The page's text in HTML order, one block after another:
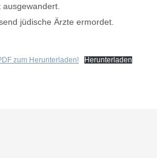
jüdische Ärzte ermordet.
zum Herunterladen! Herunterladen